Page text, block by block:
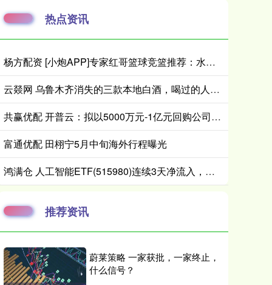
热点资讯
杨方配资 [小炮APP]专家红哥篮球竞篮推荐：水星难出大分
云燚网 乌鲁木齐消失的三款本地白酒，喝过的人都已经是当爷爷的人了吧？
共赢优配 开普云：拟以5000万元-1亿元回购公司股份
富通优配 田栩宁5月中旬海外行程曝光
鸿满仓 人工智能ETF(515980)连续3天净流入，人工智能ETF(515980)红盘蓄势
推荐资讯
蔚莱策略 一家获批，一家终止，
什么信号？